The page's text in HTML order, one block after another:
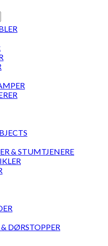
& STUMTJENERE
DØRSTOPPER